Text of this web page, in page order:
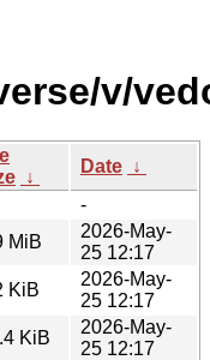
v/
↓
Date ↓
-
MiB
2026-May-
25 12:17
KiB
2026-May-
25 12:17
KiB
2026-May-
25 12:17